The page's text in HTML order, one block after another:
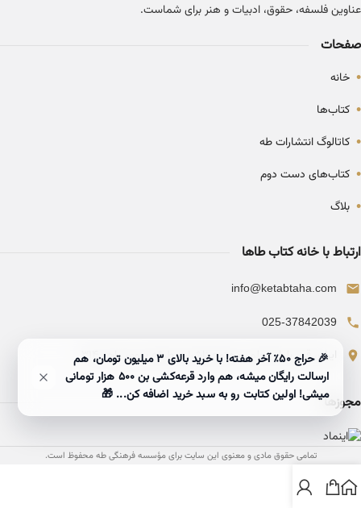
عناوین فلسفه، حقوق، ادبیات و هنر برای شماست.
صفحات
• خانه
• کتاب‌ها
• کاتالوگ انتشارات طه
• کتاب‌های دست دوم
• بلاگ
ارتباط با خانه کتاب طاها
info@ketabtaha.com
025-37842039
ایران، قم، بلوار معلم، مجتمع ناشران، طبقه سوم، واحد ۳۱۴
مجوزها
تمامی حقوق مادی و معنوی این سایت برای مؤسسه فرهنگی طه محفوظ است.
🎉 حراج ۵۰٪ آخر هفته! با خرید بالای 3 میلیون تومان، هم
ارسالت رایگان میشه، هم وارد قرعه‌کشی بن ۵۰۰ هزار تومانی
میشی! اولین کتابت رو به سبد خرید اضافه کن... 🎁